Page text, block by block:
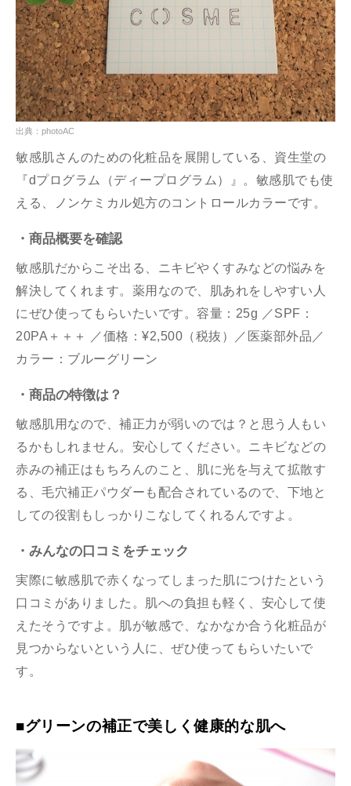
出典：photoAC
敏感肌さんのための化粧品を展開している、資生堂の
『dプログラム（ディープログラム）』。敏感肌でも使
える、ノンケミカル処方のコントロールカラーです。
・商品概要を確認
敏感肌だからこそ出る、ニキビやくすみなどの悩みを
解決してくれます。薬用なので、肌あれをしやすい人
にぜひ使ってもらいたいです。容量：25g ／SPF：
20PA＋＋＋ ／価格：¥2,500（税抜）／医薬部外品／
カラー：ブルーグリーン
・商品の特徴は？
敏感肌用なので、補正力が弱いのでは？と思う人もい
るかもしれません。安心してください。ニキビなどの
赤みの補正はもちろんのこと、肌に光を与えて拡散す
る、毛穴補正パウダーも配合されているので、下地と
しての役割もしっかりこなしてくれるんですよ。
・みんなの口コミをチェック
実際に敏感肌で赤くなってしまった肌につけたという
口コミがありました。肌への負担も軽く、安心して使
えたそうですよ。肌が敏感で、なかなか合う化粧品が
見つからないという人に、ぜひ使ってもらいたいで
す。
■グリーンの補正で美しく健康的な肌へ